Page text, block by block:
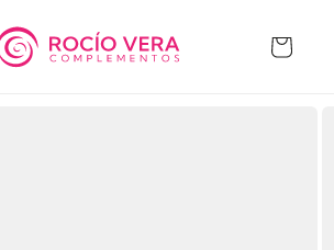
Carrito